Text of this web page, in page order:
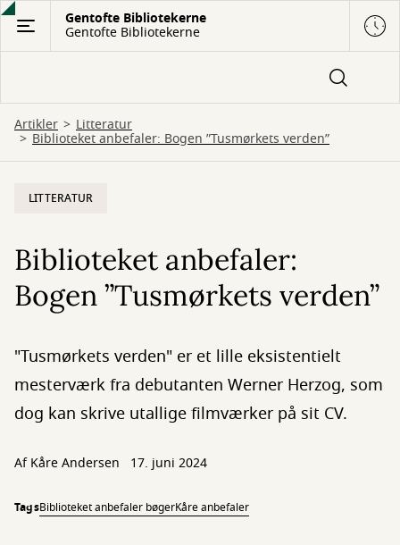
Gå
hovedindhold
Gentofte Bibliotekerne
Gentofte Bibliotekerne
Artikler Litteratur
Biblioteket anbefaler: Bogen ”Tusmørkets verden”
LITTERATUR
Biblioteket anbefaler:
Bogen ”Tusmørkets verden”
"Tusmørkets verden" er et lille eksistentielt
mesterværk fra debutanten Werner Herzog, som
dog kan skrive utallige filmværker på sit CV.
Af Kåre Andersen 17. juni 2024
TagsBiblioteket anbefaler bøgerKåre anbefaler